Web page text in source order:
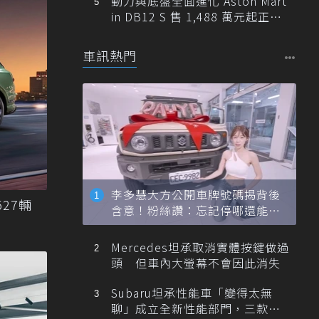
輛
in DB12 S 售 1,488 萬元起正式
車訊熱門
李多慧大方公開車牌號碼揭背後
含意！粉絲讚：忘記停哪還能幫
忙找車
Mercedes坦承取消實體按鍵做過
頭 但車內大螢幕不會因此消失
Subaru坦承性能車「變得太無
聊」成立全新性能部門，三款手